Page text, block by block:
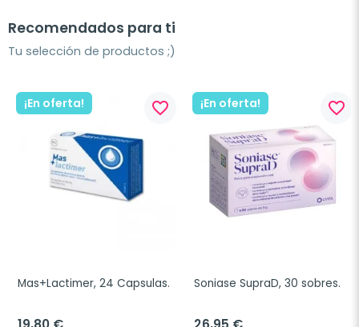
Recomendados para ti
Tu selección de productos ;)
¡En oferta! favorite_border
Mas+Lactimer, 24 Capsulas.
¡En oferta! favorite_border
Soniase SupraD, 30 sobres.